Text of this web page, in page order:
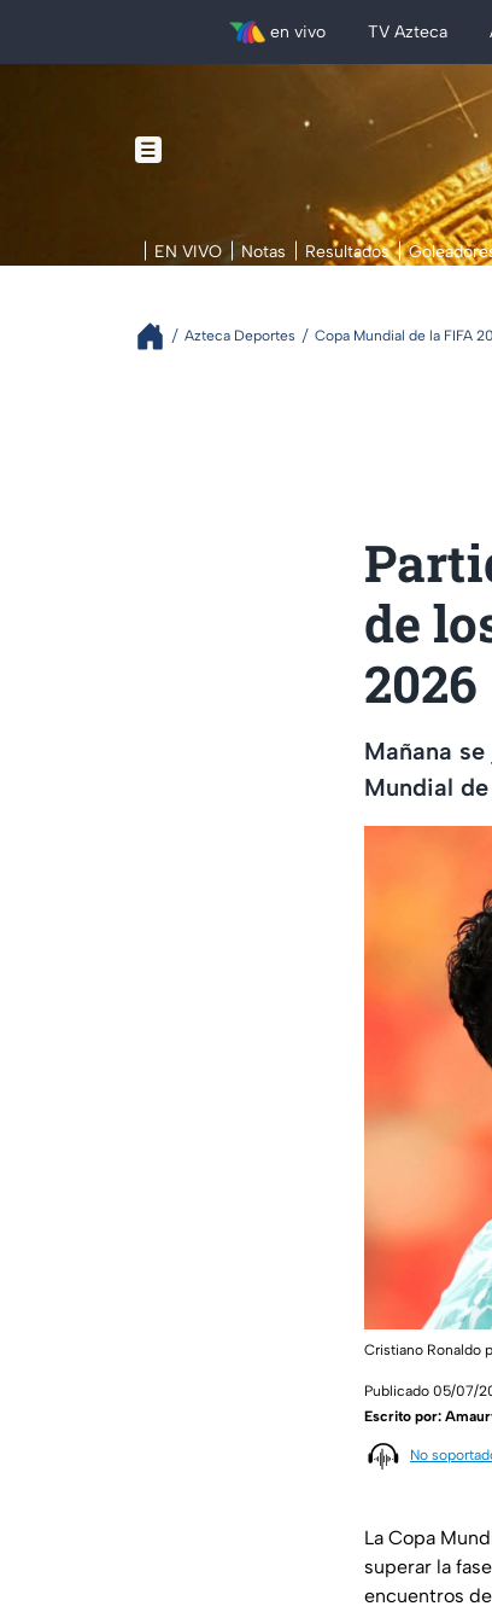
en vivo TV Azteca
EN VIVO Notas Resultados
Azteca Deportes Copa Mundial de la FIFA
de
2026
Mañana
Mundial
Cristiano Ronaldo
Publicado 05/07/
Escrito por:
No
La Copa
superar la
encuentros